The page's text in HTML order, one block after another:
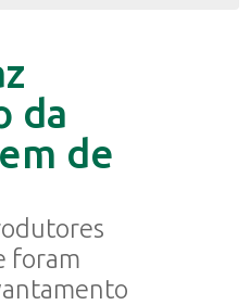
da
de
foram